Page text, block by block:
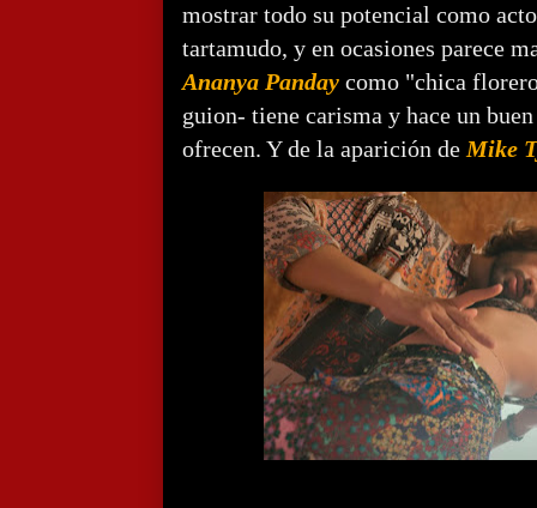
mostrar todo su potencial como
tartamudo, y en ocasiones parece
Ananya Panday como "chica
guion- tiene carisma y hace un
ofrecen. Y de la aparición de Mike